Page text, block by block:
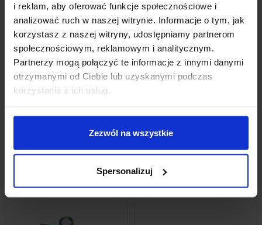
i reklam, aby oferować funkcje społecznościowe i
analizować ruch w naszej witrynie. Informacje o tym, jak
korzystasz z naszej witryny, udostępniamy partnerom
społecznościowym, reklamowym i analitycznym.
Partnerzy mogą połączyć te informacje z innymi danymi
otrzymanymi od Ciebie lub uzyskanymi podczas
korzystania z ich usług.
Zezwól na wszystkie
Spersonalizuj
Chwilowy brak zapasu
Moduł Wzmacniacza Cyfrowego
Chwilowy brak zapasu